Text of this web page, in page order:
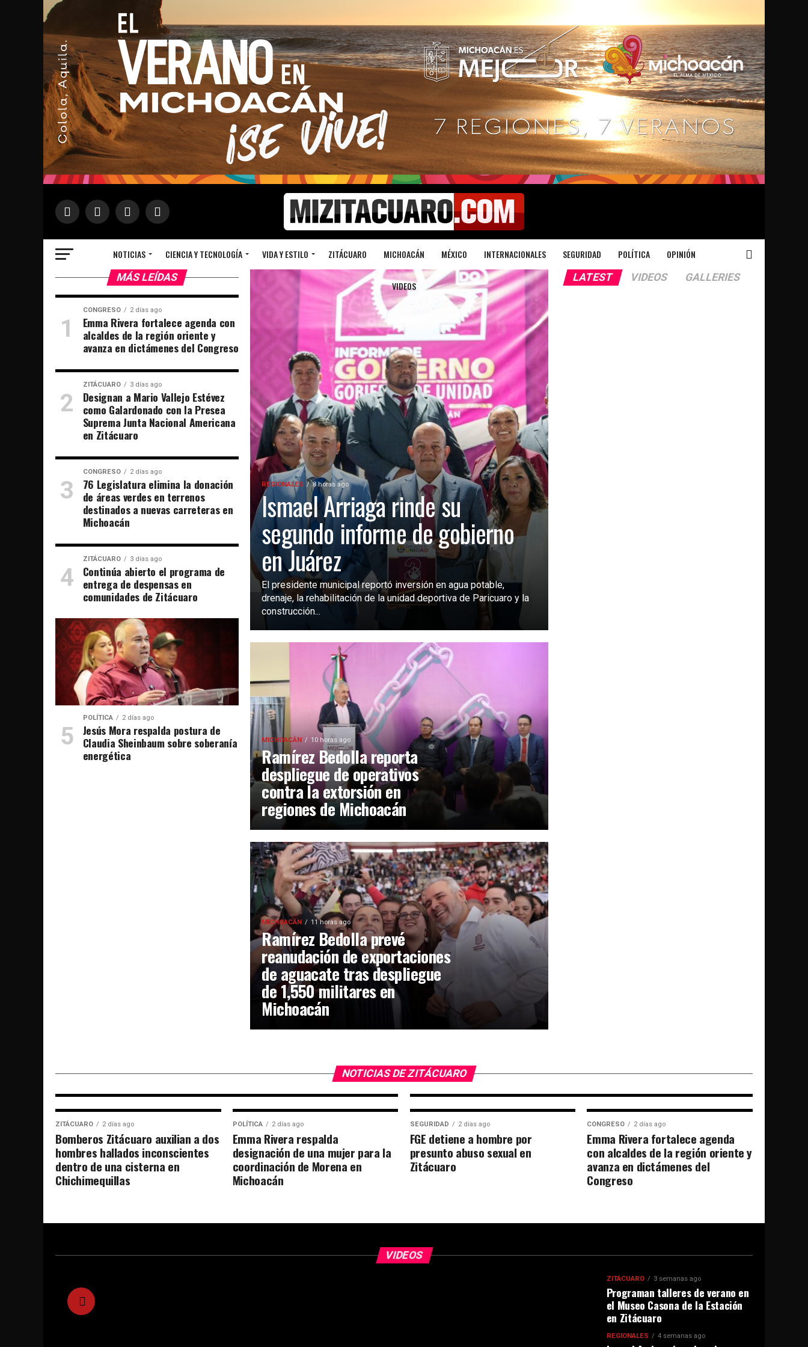
NOTICIAS CIENCIA Y TECNOLOGÍA VIDA Y ESTILO ZITÁCUARO MICHOACÁN MÉXICO INTERNACIONALES SEGURIDAD POLÍTICA OPINIÓN
VIDEOS
REGIONALES 8 horas ago
Ismael Arriaga rinde su
segundo informe de gobierno
en Juárez
El presidente municipal reportó inversión en agua potable,
drenaje, la rehabilitación de la unidad deportiva de Paricuaro y la
construcción...
MICHOACÁN 10 horas ago
Ramírez Bedolla reporta
despliegue de operativos
contra la extorsión en
regiones de Michoacán
MICHOACÁN 11 horas ago
Ramírez Bedolla prevé
reanudación de exportaciones
de aguacate tras despliegue
de 1,550 militares en
Michoacán
MÁS LEÍDAS
CONGRESO 2 días ago
Emma Rivera fortalece agenda con
alcaldes de la región oriente y
avanza en dictámenes del Congreso
ZITÁCUARO 3 días ago
Designan a Mario Vallejo Estévez
como Galardonado con la Presea
Suprema Junta Nacional Americana
en Zitácuaro
CONGRESO 2 días ago
76 Legislatura elimina la donación
de áreas verdes en terrenos
destinados a nuevas carreteras en
Michoacán
ZITÁCUARO 3 días ago
Continúa abierto el programa de
entrega de despensas en
comunidades de Zitácuaro
POLÍTICA 2 días ago
Jesús Mora respalda postura de
Claudia Sheinbaum sobre soberanía
energética
LATEST VIDEOS GALLERIES
NOTICIAS DE ZITÁCUARO
Choque múltiple en la Avenida
solo daños materiales
SEGURIDAD 11 horas ago
H. Cuerpo de Bomberos de
Zitácuaro atiende choque entre
Revolución Sur
ZITÁCUARO 2 días ago
Bomberos Zitácuaro auxilian a dos
hombres hallados inconscientes
dentro de una cisterna en
Chichimequillas
POLÍTICA 2 días ago
Emma Rivera respalda
designación de una mujer para la
coordinación de Morena en
Michoacán
SEGURIDAD 2 días ago
FGE detiene a hombre por
presunto abuso sexual en
Zitácuaro
CONGRESO 2 días ago
Emma Rivera fortalece agenda
con alcaldes de la región oriente y
avanza en dictámenes del
Congreso
VIDEOS
ZITÁCUARO 3 semanas ago
Programan talleres de verano en
el Museo Casona de la Estación
en Zitácuaro
REGIONALES 4 semanas ago